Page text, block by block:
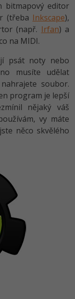
bitmapový editor
(třeba Inkscape),
(např. Irfan) a
na MIDI.
psát noty nebo
musíte udělat
soubor.
program je lepší
nějaký váš
vy máte
něco skvělého